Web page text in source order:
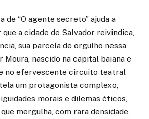
de “O agente secreto” ajuda a
a cidade de Salvador reivindica,
sua parcela de orgulho nessa
Moura, nascido na capital baiana e
no efervescente circuito teatral
um protagonista complexo,
morais e dilemas éticos,
mergulha, com rara densidade,